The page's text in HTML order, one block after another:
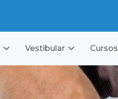
Vestibular Cursos